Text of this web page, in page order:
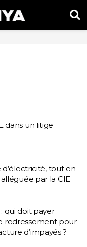
dans un litige
tout en
par la CIE
qui doit payer
redressement pour
d’impayés ?